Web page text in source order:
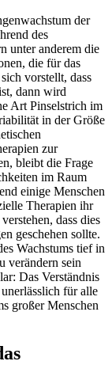
der
des
unter anderem die
die für das
vorstellt, dass
dann wird
Art Pinselstrich im
in der Größe
zur
bleibt die Frage
im Raum
einige Menschen
Therapien ihr
dass dies
geschehen sollte.
Wachstums tief in
verändern sein
Das Verständnis
für alle
großer Menschen